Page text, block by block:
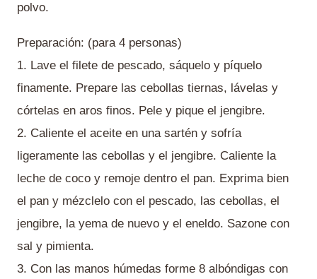
polvo.
Preparación: (para 4 personas)
1. Lave el filete de pescado, sáquelo y píquelo
finamente. Prepare las cebollas tiernas, lávelas y
córtelas en aros finos. Pele y pique el jengibre.
2. Caliente el aceite en una sartén y sofría
ligeramente las cebollas y el jengibre. Caliente la
leche de coco y remoje dentro el pan. Exprima bien
el pan y mézclelo con el pescado, las cebollas, el
jengibre, la yema de nuevo y el eneldo. Sazone con
sal y pimienta.
3. Con las manos húmedas forme 8 albóndigas con